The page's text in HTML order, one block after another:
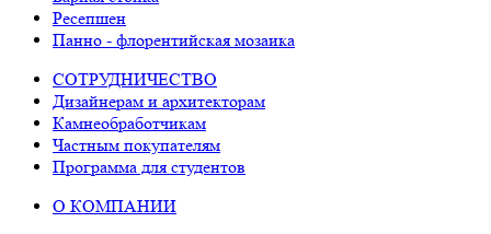
Ресепшен
Панно - флорентийская мозаика
СОТРУДНИЧЕСТВО
Дизайнерам и архитекторам
Камнеобработчикам
Частным покупателям
Программа для студентов
О КОМПАНИИ